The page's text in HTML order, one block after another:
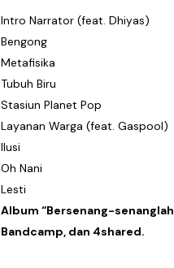
Intro Narrator (feat. Dhiyas)
Bengong
Metafisika
Tubuh Biru
Stasiun Planet Pop
Layanan Warga (feat. Gaspool)
Ilusi
Oh Nani
Lesti
Album “Bersenang-
Bandcamp, dan 4shared.